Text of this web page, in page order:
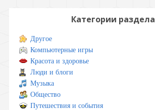
Категории раздела
Другое
Компьютерные игры
Красота и здоровье
Люди и блоги
Музыка
Общество
Путешествия и события